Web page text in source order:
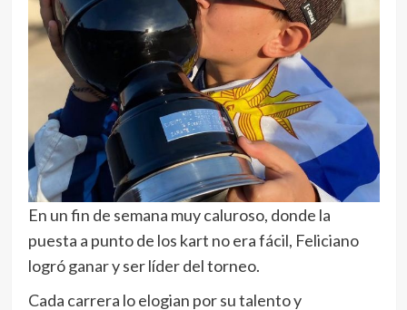
En un fin de semana muy caluroso, donde la
puesta a punto de los kart no era fácil, Feliciano
logró ganar y ser líder del torneo.
Cada carrera lo elogian por su talento y